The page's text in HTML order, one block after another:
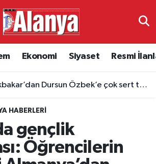
Ekonomi Siyaset Resmi
Dursun Özbek’e çok sert transfer tepkisi: “Vizyon yok!”
HABERLERI
gençlik
Öğrencilerin
Vakitleri
Durumu ve Fikstür